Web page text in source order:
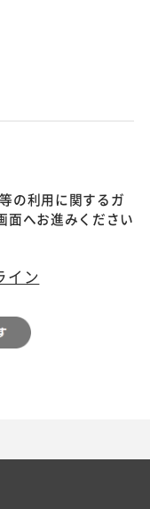
の利用に関するガ
面へお進みください
イン